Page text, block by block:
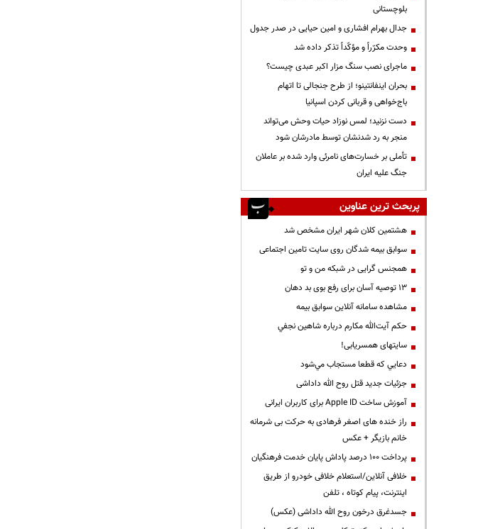
بلوچستانی
جدال بهرام افشاری و امین حیایی در صدر جدول
وحدت مکرّراً و مؤکّداً تذکر داده شد
ماجرای نصب سنگ مزار اکبر عبدی چیست؟
بحران اینفانتینو؛ از طرح جنجالی تا اتهام
باج‌خواهی و قربانی کردن اسپانیا
دست نزنید؛ لمس نوزاد حیات وحش می‌تواند
منجر به رد شدنشان توسط مادرشان شود
تأملی بر خسارت‌های نامرئی وارد شده بر عاملان
جنگ علیه ایران
پربحث ترین عناوین
هشتمین کلان شهر ایران مشخص شد
سوابق بیمه شدگان روی سایت تامین اجتماعی
همجنس گرایی در شبکه من و تو
13 توصیه آسان برای رفع بوی بد دهان
مشاهده سامانه آنلاين سوابق بیمه
حكم آيت‌الله مكارم درباره شاهين نجفي
سایتهای همسریابی!
دعايي كه قطعا مستجاب مي‌شود
جزئیات جدید قتل روح الله داداشی
آموزش ساخت Apple ID برای کاربران ایرانی
راز خنده های اصغر فرهادی به حرکت بی شرمانه
خانم بازیگر + عکس
پرداخت ۱۰۰ درصد پاداش پایان خدمت فرهنگیان
خلافی آنلاین/استعلام خلافی خودرو از طریق
اینترنت، پیام کوتاه ، تلفن
جسدغرق درخون روح الله داداشی (عکس)